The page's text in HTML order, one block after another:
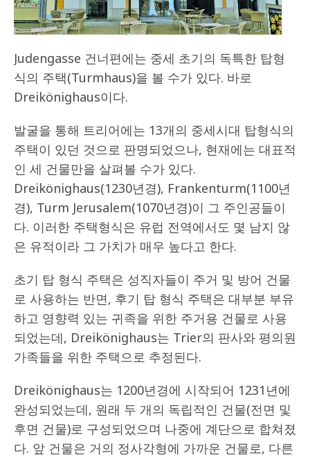
Judengasse 건너편에는 중세 초기의 독특한 탑형
식의 주택(Turmhaus)을 볼 수가 있다. 바로
Dreikönighaus이다.
발굴을 통해 트리어에는 13개의 중세시대 탑형식의
주택이 있던 것으로 판명되었으나, 현재에는 대표적
인 세 건물만을 살펴볼 수가 있다.
Dreikönighaus(1230년경), Frankenturm(1100년
경), Turm Jerusalem(1070년경)이 그 주인공들이
다. 이러한 주택형식은 유럽 전역에서도 몇 남지 않
은 유적이라 그 가치가 매우 높다고 한다.
초기 탑 형식 주택은 성직자들이 주거 및 방어 건물
로 사용하는 반면, 후기 탑 형식 주택은 대부분 부유
하고 영향력 있는 귀족을 위한 주거용 건물로 사용
되었는데, Dreikönighaus는 Trier의 판사와 평의원
가족들을 위한 주택으로 추정된다.
Dreikönighaus는 1200년경에 시작되어 1231년에
완성되었는데, 원래 두 개의 독립적인 건물(전면 및
후면 건물)로 구성되었으며 나중에 계단으로 합쳐졌
다. 앞 건물은 거의 정사각형에 가까운 건물로, 다른